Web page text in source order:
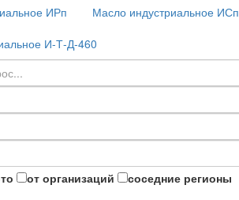
ИРп
Масло индустриальное ИСп
И-Т-Д-460
от организаций соседние регионы